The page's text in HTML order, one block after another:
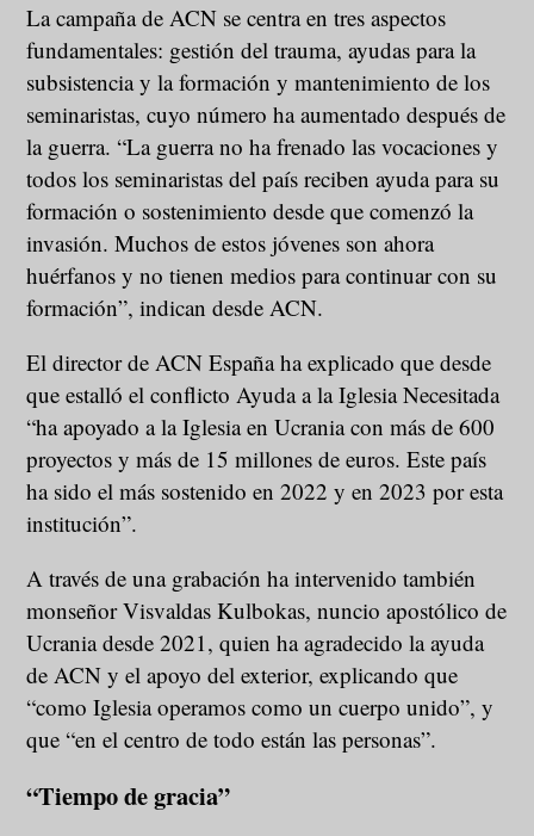
La campaña de ACN se centra en tres aspectos
fundamentales: gestión del trauma, ayudas para la
subsistencia y la formación y mantenimiento de los
seminaristas, cuyo número ha aumentado después de
la guerra. “La guerra no ha frenado las vocaciones y
todos los seminaristas del país reciben ayuda para su
formación o sostenimiento desde que comenzó la
invasión. Muchos de estos jóvenes son ahora
huérfanos y no tienen medios para continuar con su
formación”, indican desde ACN.
El director de ACN España ha explicado que desde
que estalló el conflicto Ayuda a la Iglesia Necesitada
“ha apoyado a la Iglesia en Ucrania con más de 600
proyectos y más de 15 millones de euros. Este país
ha sido el más sostenido en 2022 y en 2023 por esta
institución”.
A través de una grabación ha intervenido también
monseñor Visvaldas Kulbokas, nuncio apostólico de
Ucrania desde 2021, quien ha agradecido la ayuda
de ACN y el apoyo del exterior, explicando que
“como Iglesia operamos como un cuerpo unido”, y
que “en el centro de todo están las personas”.
“Tiempo de gracia”